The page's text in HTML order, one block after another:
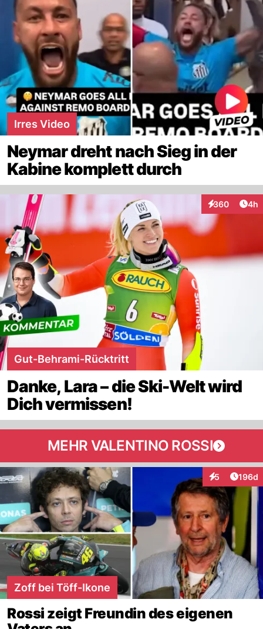
Irres Video
Neymar dreht nach Sieg in der
Kabine komplett durch
360
Interaktionen
4h
Gut-Behrami-Rücktritt
Danke, Lara – die Ski-Welt wird
Dich vermissen!
MEHR VALENTINO ROSSI
5
Interaktionen
196d
Zoff bei Töff-Ikone
Rossi zeigt Freundin des eigenen